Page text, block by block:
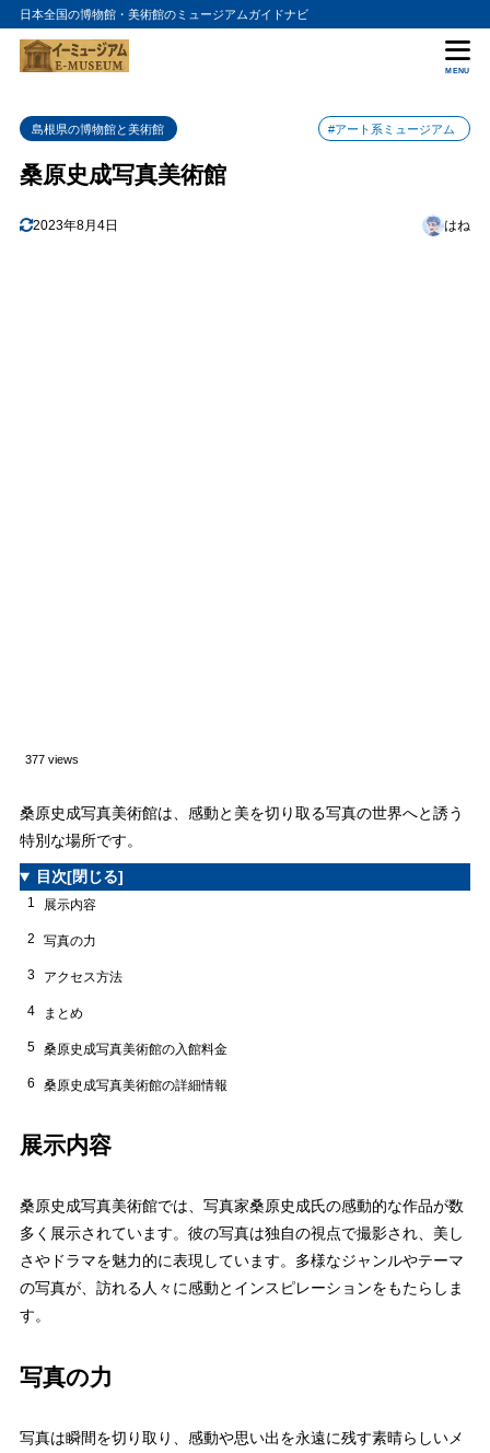
日本全国の博物館・美術館のミュージアムガイドナビ
MENU
島根県の博物館と美術館 #アート系ミュージアム
桑原史成写真美術館
2023年8月4日 はね
377 views
桑原史成写真美術館は、感動と美を切り取る写真の世界へと誘う
特別な場所です。
目次[閉じる]
1 展示内容
2 写真の力
3 アクセス方法
4 まとめ
5 桑原史成写真美術館の入館料金
6 桑原史成写真美術館の詳細情報
展示内容
桑原史成写真美術館では、写真家桑原史成氏の感動的な作品が数
多く展示されています。彼の写真は独自の視点で撮影され、美し
さやドラマを魅力的に表現しています。多様なジャンルやテーマ
の写真が、訪れる人々に感動とインスピレーションをもたらしま
す。
写真の力
写真は瞬間を切り取り、感動や思い出を永遠に残す素晴らしいメ
目次
1 展示内容
3 アクセス方法
4 まとめ